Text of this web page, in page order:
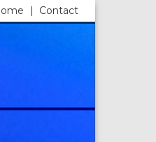
Contact
|